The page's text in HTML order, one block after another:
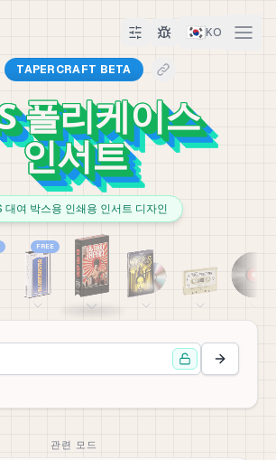
🇰🇷KO
TAPERCRAFT BETA
폴리케이스
인서트
대여 박스용 인쇄용 인서트 디자인
FREE
관련 모드